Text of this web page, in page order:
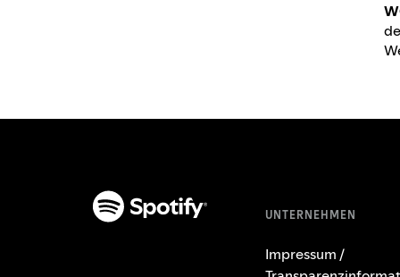
UNTERNEHMEN
Impressum /